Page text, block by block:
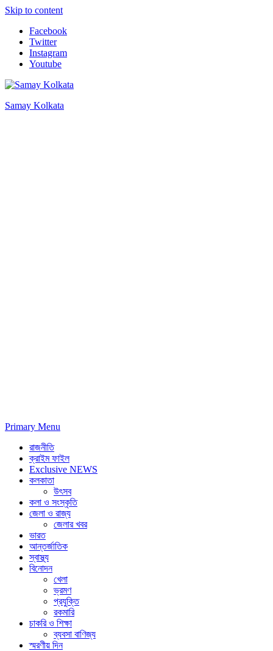
Skip to content
Facebook
Twitter
Instagram
Youtube
Samay Kolkata
Primary Menu
রাজনীতি
ক্রাইম ফাইল
Exclusive NEWS
কলকাতা
উৎসব
কলা ও সংস্কৃতি
জেলা ও রাজ্য
জেলার খবর
ভারত
আন্তর্জাতিক
স্বাস্থ্য
বিনোদন
খেলা
ভ্রমণ
প্রযুক্তি
রকমারি
চাকরি ও শিক্ষা
ব্যবসা বাণিজ্য
স্মরণীয় দিন